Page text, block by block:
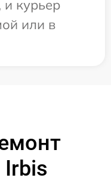
и курьер
или в
Irbis